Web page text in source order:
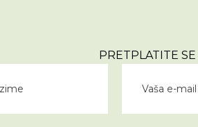
PRETPLATITE